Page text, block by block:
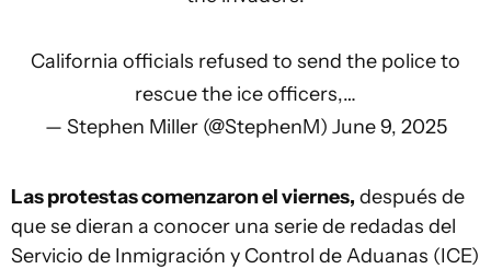
California officials refused to send the police to
rescue the ice officers,…
— Stephen Miller (@StephenM) June 9, 2025
Las protestas comenzaron el viernes, después de
que se dieran a conocer una serie de redadas del
Servicio de Inmigración y Control de Aduanas (ICE)